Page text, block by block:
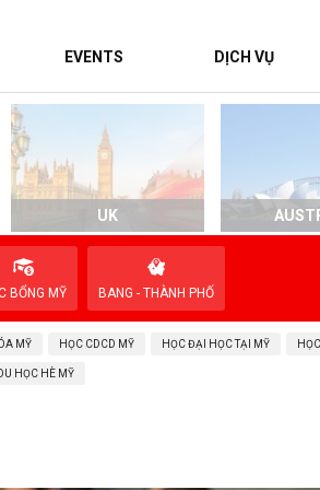
EVENTS DỊCH VỤ
UK
BỔNG MỸ BANG - THÀNH PHỐ
MỸ HỌC CDCD MỸ HỌC ĐẠI HỌC TẠI MỸ
DU HỌC HÈ MỸ